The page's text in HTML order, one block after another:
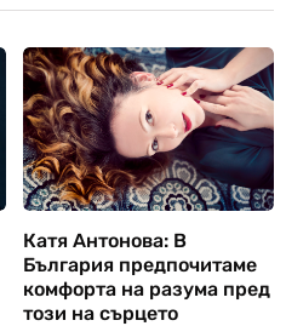
Катя Антонова: В
България предпочитаме
комфорта на разума пред
този на сърцето